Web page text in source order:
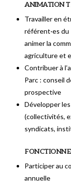
ANIMATION
Travailler en
référent·es
animer la
agriculture et
Contribuer à
Parc : conseil
prospective
Développer
(collectivités,
syndicats,
Participer au
annuelle